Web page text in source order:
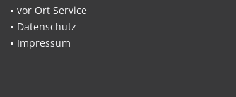
vor Ort Service
Datenschutz
Impressum